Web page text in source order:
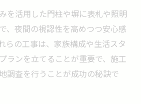
を活用した門柱や塀に表札や照明
、夜間の視認性を高めつつ安心感
らの工事は、家族構成や生活スタ
ランを立てることが重要で、施工
調査を行うことが成功の秘訣で